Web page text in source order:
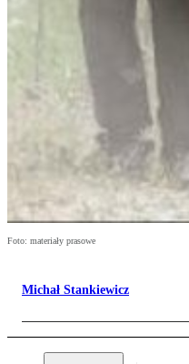
Foto: materiały prasowe
Michał Stankiewicz